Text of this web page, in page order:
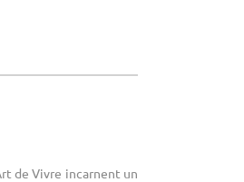
de Vivre incarnent un